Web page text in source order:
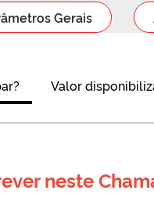
Gerais
Valor
neste